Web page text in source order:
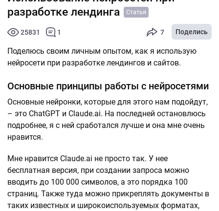
разработке лендинга
Статья
25831 1 7 Поделись
Поделюсь своим личным опытом, как я использую
нейросети при разработке лендингов и сайтов.
Основные принципы работы с нейросетями
Основные нейронки, которые для этого нам подойдут,
– это ChatGPT и Claude.ai. На последней остановлюсь
подробнее, я с ней сработался лучше и она мне очень
нравится.
Мне нравится Claude.ai не просто так. У нее
бесплатная версия, при создании запроса можно
вводить до 100 000 символов, а это порядка 100
страниц. Также туда можно прикреплять документы в
таких известных и широкоиспользуемых форматах,